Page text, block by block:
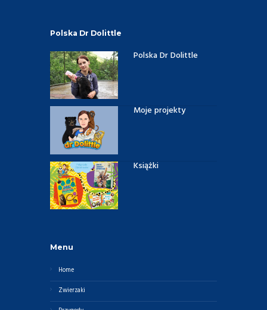
Polska Dr Dolittle
Polska Dr Dolittle
Moje projekty
Książki
Menu
Home
Zwierzaki